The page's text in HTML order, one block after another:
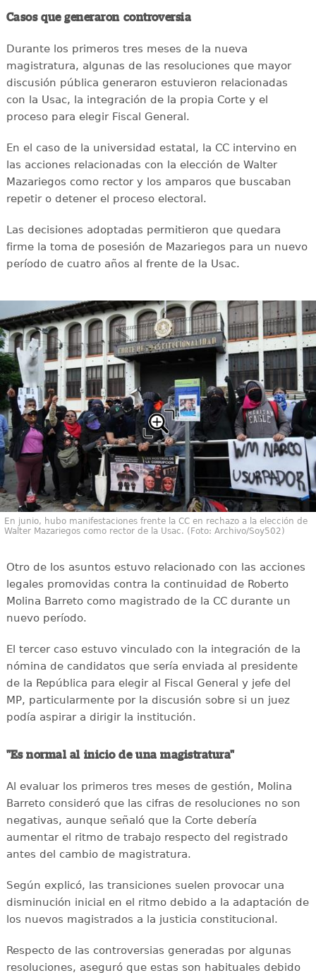
Casos que generaron controversia
Durante los primeros tres meses de la nueva
magistratura, algunas de las resoluciones que mayor
discusión pública generaron estuvieron relacionadas
con la Usac, la integración de la propia Corte y el
proceso para elegir Fiscal General.
En el caso de la universidad estatal, la CC intervino en
las acciones relacionadas con la elección de Walter
Mazariegos como rector y los amparos que buscaban
repetir o detener el proceso electoral.
Las decisiones adoptadas permitieron que quedara
firme la toma de posesión de Mazariegos para un nuevo
período de cuatro años al frente de la Usac.
En junio, hubo manifestaciones frente la CC en rechazo a la elección de
Walter Mazariegos como rector de la Usac. (Foto: Archivo/Soy502)
Otro de los asuntos estuvo relacionado con las acciones
legales promovidas contra la continuidad de Roberto
Molina Barreto como magistrado de la CC durante un
nuevo período.
El tercer caso estuvo vinculado con la integración de la
nómina de candidatos que sería enviada al presidente
de la República para elegir al Fiscal General y jefe del
MP, particularmente por la discusión sobre si un juez
podía aspirar a dirigir la institución.
"Es normal al inicio de una magistratura"
Al evaluar los primeros tres meses de gestión, Molina
Barreto consideró que las cifras de resoluciones no son
negativas, aunque señaló que la Corte debería
aumentar el ritmo de trabajo respecto del registrado
antes del cambio de magistratura.
Según explicó, las transiciones suelen provocar una
disminución inicial en el ritmo debido a la adaptación de
los nuevos magistrados a la justicia constitucional.
Respecto de las controversias generadas por algunas
resoluciones, aseguró que estas son habituales debido